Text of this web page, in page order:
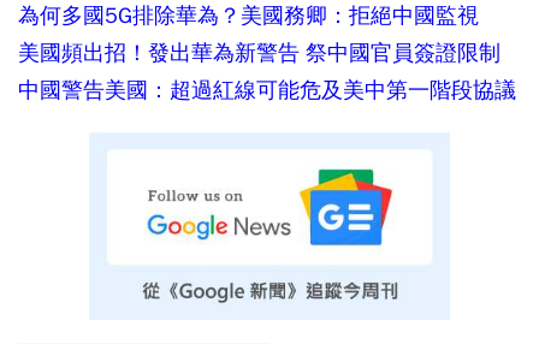
為何多國5G排除華為？美國務卿：拒絕中國監視
美國頻出招！發出華為新警告 祭中國官員簽證限制
中國警告美國：超過紅線可能危及美中第一階段協議